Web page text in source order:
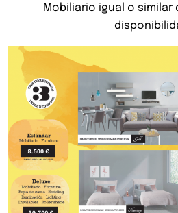
Mobiliario igual o similar